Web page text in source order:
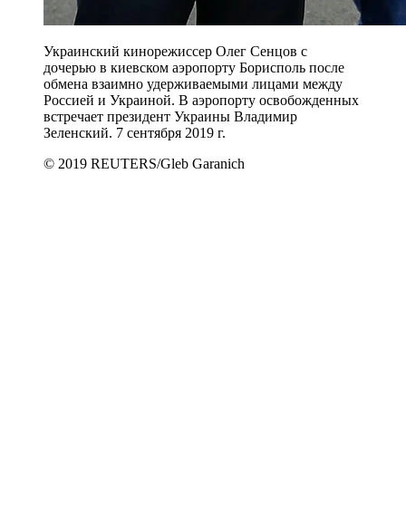
Украинский кинорежиссер Олег Сенцов с
дочерью в киевском аэропорту Борисполь после
обмена взаимно удерживаемыми лицами между
Россией и Украиной. В аэропорту освобожденных
встречает президент Украины Владимир
Зеленский. 7 сентября 2019 г.
© 2019 REUTERS/Gleb Garanich